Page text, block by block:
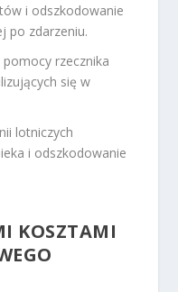
i odszkodowanie
po zdarzeniu.
rzecznika
się w
lotniczych
i odszkodowanie
KOSZTAMI